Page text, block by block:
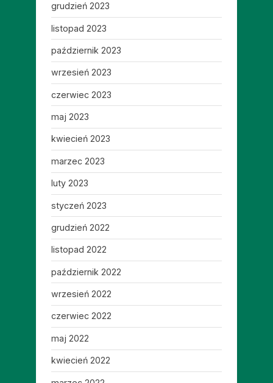
grudzień 2023
listopad 2023
październik 2023
wrzesień 2023
czerwiec 2023
maj 2023
kwiecień 2023
marzec 2023
luty 2023
styczeń 2023
grudzień 2022
listopad 2022
październik 2022
wrzesień 2022
czerwiec 2022
maj 2022
kwiecień 2022